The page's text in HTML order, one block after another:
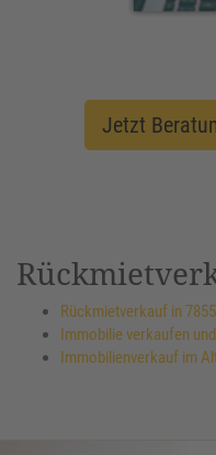
Jetzt
Rückmietverkauf in
Immobilie verkaufen
Immobilienverkauf im